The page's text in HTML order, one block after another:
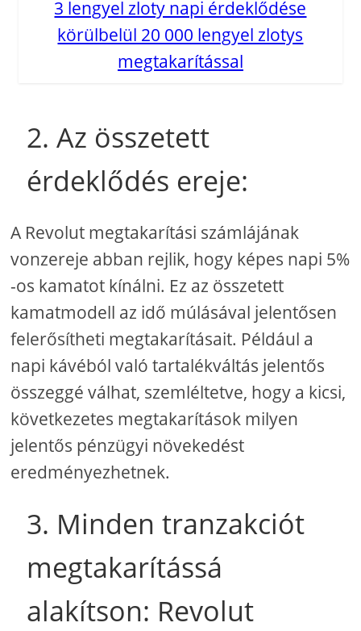
3 lengyel zloty napi érdeklődése
körülbelül 20 000 lengyel zlotys
megtakarítással
2. Az összetett
érdeklődés ereje:
A Revolut megtakarítási számlájának
vonzereje abban rejlik, hogy képes napi 5%
-os kamatot kínálni. Ez az összetett
kamatmodell az idő múlásával jelentősen
felerősítheti megtakarításait. Például a
napi kávéból való tartalékváltás jelentős
összeggé válhat, szemléltetve, hogy a kicsi,
következetes megtakarítások milyen
jelentős pénzügyi növekedést
eredményezhetnek.
3. Minden tranzakciót
megtakarítássá
alakítson: Revolut